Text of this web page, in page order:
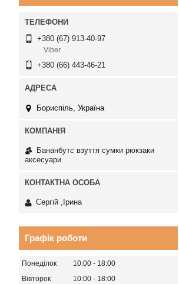
+380 (67) 913-40-97
Viber
+380 (66) 443-46-21
Бориспіль, Україна
Бананбутс взуття сумки рюкзаки
аксесуари
Сергій ,Ірина
Графік роботи
Понеділок 10:00
18:00
Вівторок
10:00
18:00